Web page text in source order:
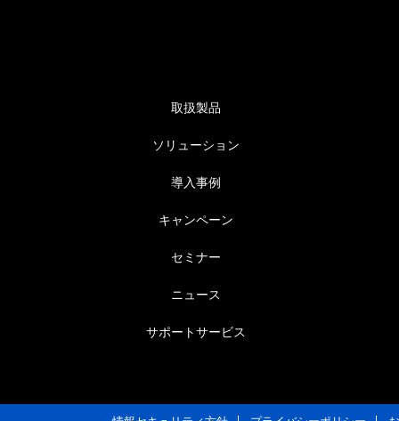
取扱製品
ソリューション
導入事例
キャンペーン
セミナー
ニュース
サポートサービス